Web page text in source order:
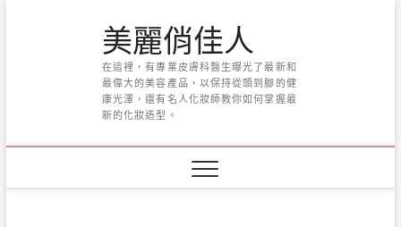
美麗俏佳人
在這裡，有專業皮膚科醫生曝光了最新和
最偉大的美容產品，以保持從頭到腳的健
康光澤，還有名人化妝師教你如何掌握最
新的化妝造型。